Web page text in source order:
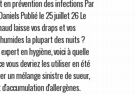
en prévention des infections Par
Publié le 25 juillet 26 Le
laisse vos draps et vos
la plupart des nuits ?
en hygiène, voici à quelle
vous devriez les utiliser en été
un mélange sinistre de sueur,
d'allergènes.